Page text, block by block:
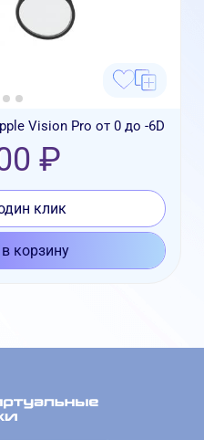
Vision Pro от 0 до -6D
₽
клик
корзину